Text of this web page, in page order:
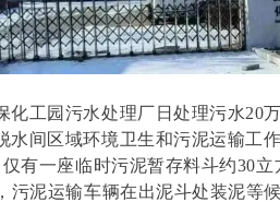
化工园污水处理厂日处理污水20
水间区域环境卫生和污泥运输工
有一座临时污泥暂存料斗约30
污泥运输车辆在出泥斗处装泥等